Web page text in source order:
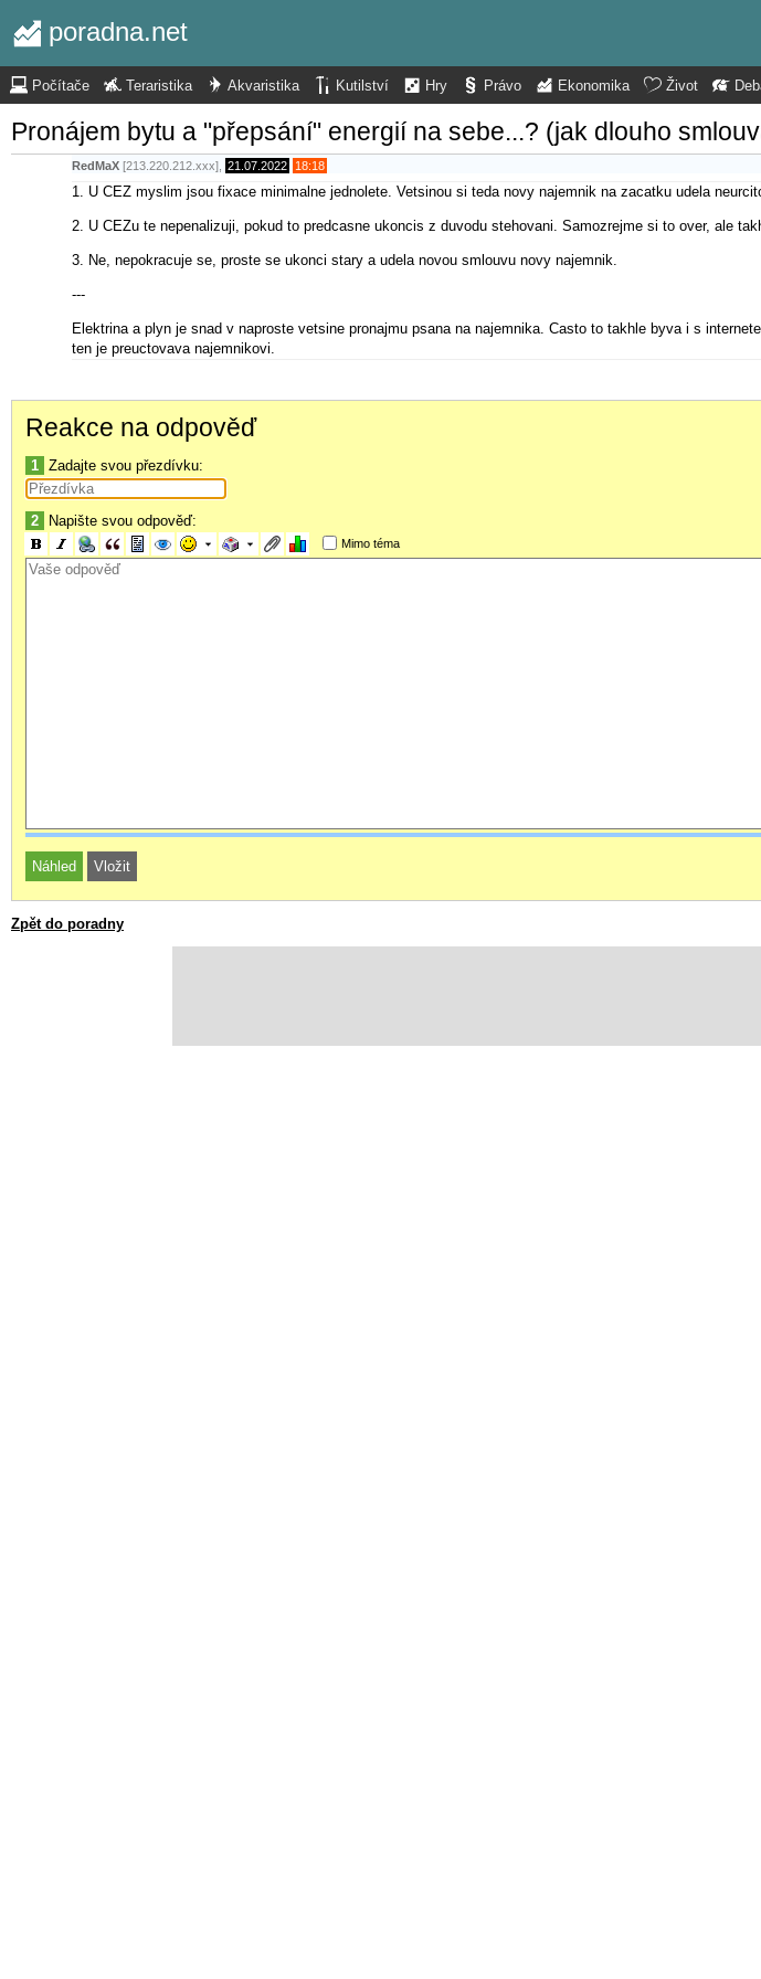
poradna.net
Počítače Teraristika Akvaristika Kutilství Hry Právo Ekonomika Život
Pronájem bytu a "přepsání" energií na sebe...? (jak dlouho
RedMaX [213.220.212.xxx], 21.07.2022 18:18
1. U CEZ myslim jsou fixace minimalne jednolete. Vetsinou si teda novy najemnik na zacatku udela
2. U CEZu te nepenalizuji, pokud to predcasne ukoncis z duvodu stehovani. Samozrejme si to over, ale
3. Ne, nepokracuje se, proste se ukonci stary a udela novou smlouvu novy najemnik.
---
Elektrina a plyn je snad v naproste vetsine pronajmu psana na najemnika. Casto to takhle byva i s
ten je preuctovava najemnikovi.
Reakce na odpověď
1 Zadajte svou přezdívku:
2 Napište svou odpověď:
Mimo téma
Zpět do poradny